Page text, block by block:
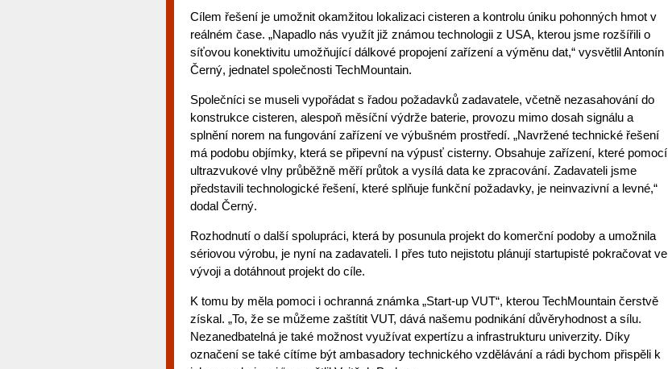
Cílem řešení je umožnit okamžitou lokalizaci cisteren a kontrolu úniku pohonných hmot v
reálném čase. „Napadlo nás využít již známou technologii z USA, kterou jsme rozšířili o
síťovou konektivitu umožňující dálkové propojení zařízení a výměnu dat,“ vysvětlil Antonín
Černý, jednatel společnosti TechMountain.
Společníci se museli vypořádat s řadou požadavků zadavatele, včetně nezasahování do
konstrukce cisteren, alespoň měsíční výdrže baterie, provozu mimo dosah signálu a
splnění norem na fungování zařízení ve výbušném prostředí. „Navržené technické řešení
má podobu objímky, která se připevní na výpusť cisterny. Obsahuje zařízení, které pomocí
ultrazvukové vlny průběžně měří průtok a vysílá data ke zpracování. Zadavateli jsme
představili technologické řešení, které splňuje funkční požadavky, je neinvazivní a levné,“
dodal Černý.
Rozhodnutí o další spolupráci, která by posunula projekt do komerční podoby a umožnila
sériovou výrobu, je nyní na zadavateli. I přes tuto nejistotu plánují startupisté pokračovat ve
vývoji a dotáhnout projekt do cíle.
K tomu by měla pomoci i ochranná známka „Start-up VUT“, kterou TechMountain čerstvě
získal. „To, že se můžeme zaštítit VUT, dává našemu podnikání důvěryhodnost a sílu.
Nezanedbatelná je také možnost využívat expertízu a infrastrukturu univerzity. Díky
označení se také cítíme být ambasadory technického vzdělávání a rádi bychom přispěli k